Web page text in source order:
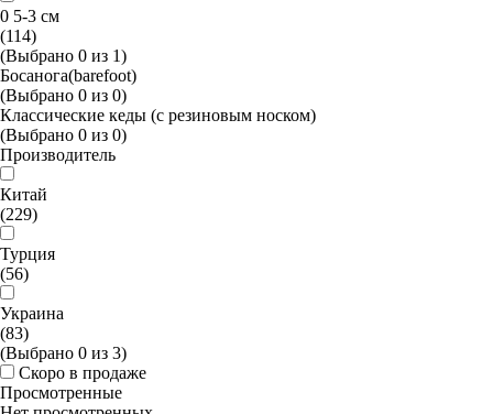
0 5-3 см
(114)
(Выбрано 0 из 1)
Босанога(barefoot)
(Выбрано 0 из 0)
Классические кеды (с резиновым носком)
(Выбрано 0 из 0)
Производитель
Китай
(229)
Турция
(56)
Украина
(83)
(Выбрано 0 из 3)
Скоро в продаже
Просмотренные